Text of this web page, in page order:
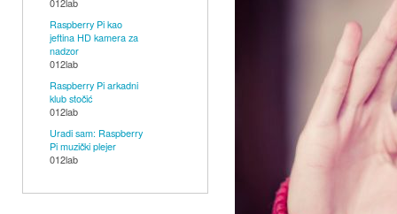
LED,
OLED,
knjige,
tutorijali,
radionice...)
Raspberry Pi kao
jeftina HD kamera za
nadzor
012lab
Raspberry Pi arkadni
klub stočić
012lab
Uradi sam: Raspberry
Pi muzički plejer
012lab